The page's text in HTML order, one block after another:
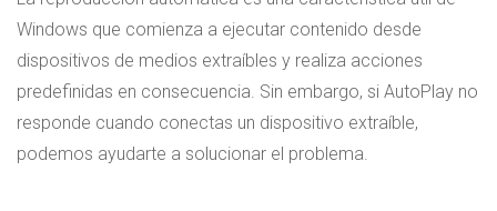
Windows que comienza a ejecutar contenido desde
dispositivos de medios extraíbles y realiza acciones
predefinidas en consecuencia. Sin embargo, si AutoPlay no
responde cuando conectas un dispositivo extraíble,
podemos ayudarte a solucionar el problema.